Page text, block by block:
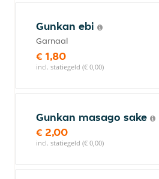
Gunkan ebi
Garnaal
€ 1,80
incl. statiegeld (€ 0,00)
Gunkan masago sake
€ 2,00
incl. statiegeld (€ 0,00)